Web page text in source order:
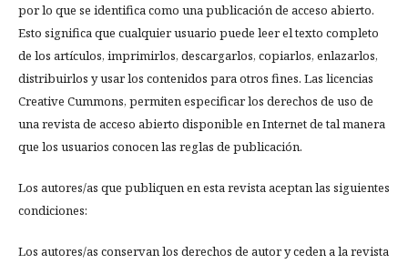
por lo que se identifica como una publicación de acceso abierto.
Esto significa que cualquier usuario puede leer el texto completo
de los artículos, imprimirlos, descargarlos, copiarlos, enlazarlos,
distribuirlos y usar los contenidos para otros fines. Las licencias
Creative Cummons, permiten especificar los derechos de uso de
una revista de acceso abierto disponible en Internet de tal manera
que los usuarios conocen las reglas de publicación.
Los autores/as que publiquen en esta revista aceptan las siguientes
condiciones:
Los autores/as conservan los derechos de autor y ceden a la revista